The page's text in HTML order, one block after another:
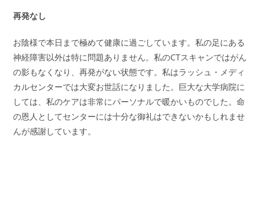
再発なし
お陰様で本日まで極めて健康に過ごしています。私の足にある
神経障害以外は特に問題ありません。私のCTスキャンではがん
の影もなくなり、再発がない状態です。私はラッシュ・メディ
カルセンターでは大変お世話になりました。巨大な大学病院に
しては、私のケアは非常にパーソナルで暖かいものでした。命
の恩人としてセンターには十分な御礼はできないかもしれませ
んが感謝しています。